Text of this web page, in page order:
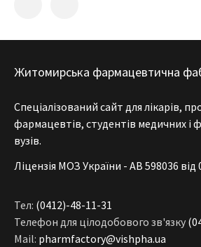
Житомирська фармацевтична
Спеціалізований сайт для лікарів,
фармацевтів, студентів медичних і
вузів.
Ліцензія МОЗ України - АВ 598036 від
Тел: (0412)-48-11-31
Телефон для цілодобового зв'язку
Mail: pharmfactory@vishpha.ua